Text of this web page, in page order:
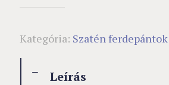
Kategória: Szatén ferdepántok
Leírás